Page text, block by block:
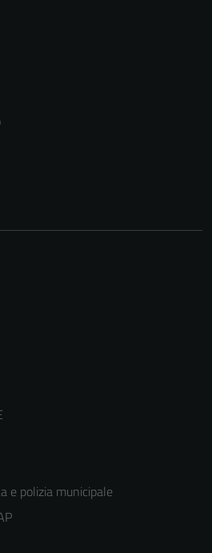
e polizia municipale